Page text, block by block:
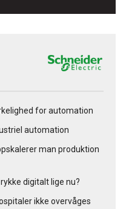
for automation
automation
man produktion
digitalt lige nu?
ikke overvåges